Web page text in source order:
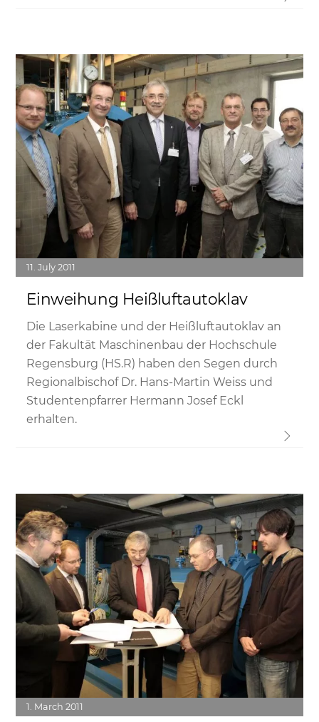
Link
11 July 2011
Einweihung Heißluftautoklav
Die Laserkabine und der Heißluftautoklav an
der Fakultät Maschinenbau der Hochschule
Regensburg (HS.R) haben den Segen durch
Regionalbischof Dr. Hans-Martin Weiss und
Studentenpfarrer Hermann Josef Eckl
erhalten.
1 March 2011